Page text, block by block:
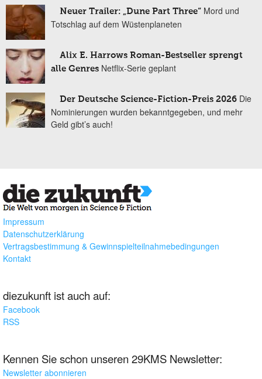
Neuer Trailer: „Dune Part Three“ Mord und
Totschlag auf dem Wüstenplaneten
Alix E. Harrows Roman-Bestseller sprengt
alle Genres Netflix-Serie geplant
Der Deutsche Science-Fiction-Preis 2026 Die
Nominierungen wurden bekanntgegeben, und mehr
Geld gibt’s auch!
Impressum
Datenschutzerklärung
Vertragsbestimmung & Gewinnspielteilnahmebedingungen
Kontakt
diezukunft ist auch auf:
Facebook
RSS
Kennen Sie schon unseren 29KMS Newsletter:
Newsletter abonnieren